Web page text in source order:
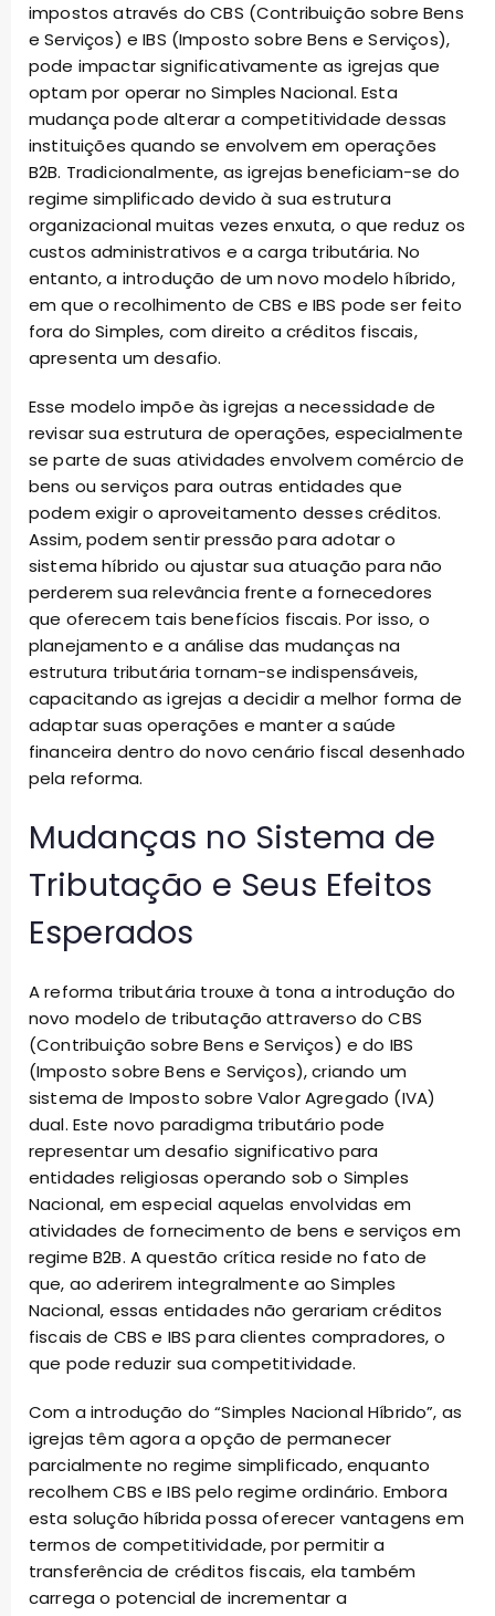
impostos através do CBS (Contribuição sobre Bens
e Serviços) e IBS (Imposto sobre Bens e Serviços),
pode impactar significativamente as igrejas que
optam por operar no Simples Nacional. Esta
mudança pode alterar a competitividade dessas
instituições quando se envolvem em operações
B2B. Tradicionalmente, as igrejas beneficiam-se do
regime simplificado devido à sua estrutura
organizacional muitas vezes enxuta, o que reduz os
custos administrativos e a carga tributária. No
entanto, a introdução de um novo modelo híbrido,
em que o recolhimento de CBS e IBS pode ser feito
fora do Simples, com direito a créditos fiscais,
apresenta um desafio.
Esse modelo impõe às igrejas a necessidade de
revisar sua estrutura de operações, especialmente
se parte de suas atividades envolvem comércio de
bens ou serviços para outras entidades que
podem exigir o aproveitamento desses créditos.
Assim, podem sentir pressão para adotar o
sistema híbrido ou ajustar sua atuação para não
perderem sua relevância frente a fornecedores
que oferecem tais benefícios fiscais. Por isso, o
planejamento e a análise das mudanças na
estrutura tributária tornam-se indispensáveis,
capacitando as igrejas a decidir a melhor forma de
adaptar suas operações e manter a saúde
financeira dentro do novo cenário fiscal desenhado
pela reforma.
Mudanças no Sistema de
Tributação e Seus Efeitos
Esperados
A reforma tributária trouxe à tona a introdução do
novo modelo de tributação attraverso do CBS
(Contribuição sobre Bens e Serviços) e do IBS
(Imposto sobre Bens e Serviços), criando um
sistema de Imposto sobre Valor Agregado (IVA)
dual. Este novo paradigma tributário pode
representar um desafio significativo para
entidades religiosas operando sob o Simples
Nacional, em especial aquelas envolvidas em
atividades de fornecimento de bens e serviços em
regime B2B. A questão crítica reside no fato de
que, ao aderirem integralmente ao Simples
Nacional, essas entidades não gerariam créditos
fiscais de CBS e IBS para clientes compradores, o
que pode reduzir sua competitividade.
Com a introdução do “Simples Nacional Híbrido”, as
igrejas têm agora a opção de permanecer
parcialmente no regime simplificado, enquanto
recolhem CBS e IBS pelo regime ordinário. Embora
esta solução híbrida possa oferecer vantagens em
termos de competitividade, por permitir a
transferência de créditos fiscais, ela também
carrega o potencial de incrementar a